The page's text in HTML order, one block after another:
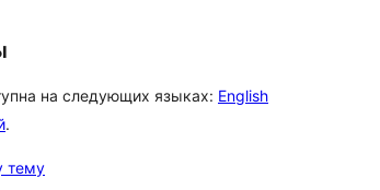
на следующих языках: English
.
тему